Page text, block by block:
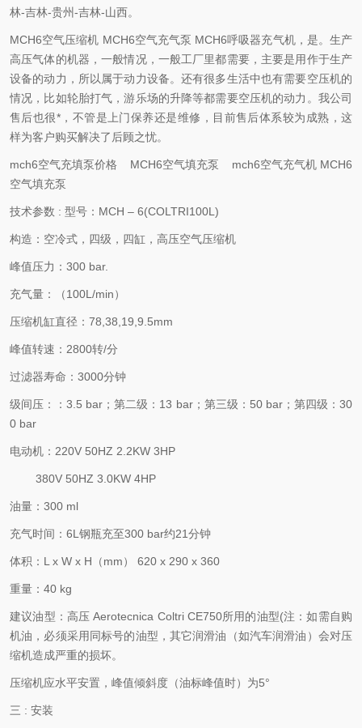
林-吉林-贵州-吉林-山西。
MCH6空气压缩机 MCH6空气充气泵 MCH6呼吸器充气机，是。生产
高压气体的机器，一般情况，一般工厂里都需要，主要是用作于生产
设备的动力，所以属于动力设备。还有很多生活中也有需要空压机的
情况，比如轮胎打气，游乐场的升降等都需要空压机的动力。我公司
售后也很*，不管是上门保养还是维修，目前售后体系较为成熟，这
样为客户购买解决了后顾之忧。
mch6空气充填泵价格 MCH6空气填充泵 mch6空气充气机 MCH6
空气填充泵
技术参数 : 型号：MCH – 6(COLTRI100L)
构造：空冷式，四级，四缸，高压空气压缩机
峰值压力：300 bar.
充气量：（100L/min）
压缩机缸直径：78,38,19,9.5mm
峰值转速：2800转/分
过滤器寿命：3000分钟
级间压：：3.5 bar；第二级：13 bar；第三级：50 bar；第四级：30
0 bar
电动机：220V 50HZ 2.2KW 3HP
380V 50HZ 3.0KW 4HP
油量：300 ml
充气时间：6L钢瓶充至300 bar约21分钟
体积：L x W x H（mm） 620 x 290 x 360
重量：40 kg
建议油型：高压 Aerotecnica Coltri CE750所用的油型(注：如需自购
机油，必须采用同标号的油型，其它润滑油（如汽车润滑油）会对压
缩机造成严重的损坏。
压缩机应水平安置，峰值倾斜度（油标峰值时）为5°
三 : 安装